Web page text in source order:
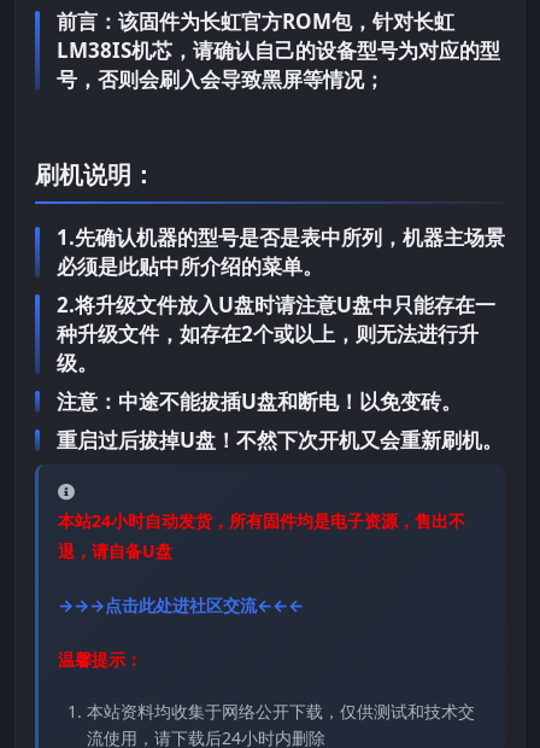
前言： 该固件为长虹官方ROM包，针对长虹
LM38IS机芯，请确认自己的设备型号为对应的型
号，否则会刷入会导致黑屏等情况；
刷机说明：
1.先确认机器的型号是否是表中所列，机器主场景
必须是此贴中所介绍的菜单。
2.将升级文件放入U盘时请注意U盘中只能存在一
种升级文件，如存在2个或以上，则无法进行升
级。
注意：中途不能拔插U盘和断电！以免变砖。
重启过后拔掉U盘！不然下次开机又会重新刷机。
本站24小时自动发货，所有固件均是电子资源，售出不
退，请自备U盘
→→→点击此处进社区交流←←←
温馨提示：
本站资料均收集于网络公开下载，仅供测试和技术交
流使用，请下载后24小时内删除